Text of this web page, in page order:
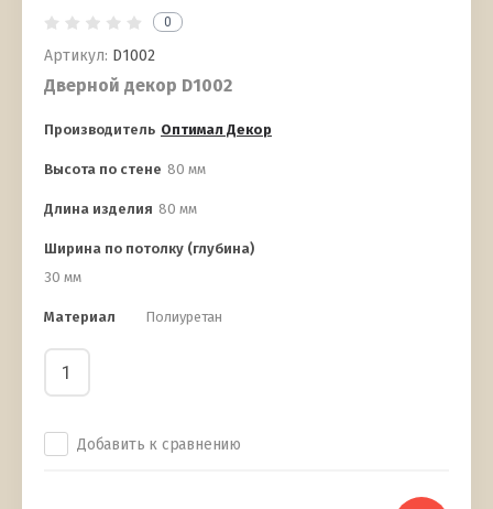
0
Артикул: D1002
Дверной декор D1002
Производитель Оптимал Декор
Высота по стене 80 мм
Длина изделия 80 мм
Ширина по потолку (глубина)
30 мм
Материал Полиуретан
Добавить к сравнению